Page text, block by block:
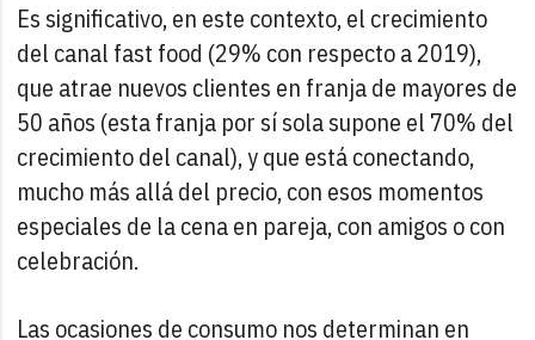
Es significativo, en este contexto, el crecimiento
del canal fast food (29% con respecto a 2019),
que atrae nuevos clientes en franja de mayores de
50 años (esta franja por sí sola supone el 70% del
crecimiento del canal), y que está conectando,
mucho más allá del precio, con esos momentos
especiales de la cena en pareja, con amigos o con
celebración.
Las ocasiones de consumo nos determinan en